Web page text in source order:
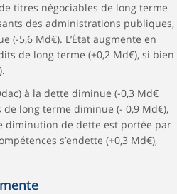
titres négociables de long terme
des administrations publiques,
(-5,6 Md€). L’État augmente en
de long terme (+0,2 Md€), si bien
à la dette diminue (-0,3 Md€
long terme diminue (- 0,9 Md€),
diminution de dette est portée par
s’endette (+0,3 Md€),